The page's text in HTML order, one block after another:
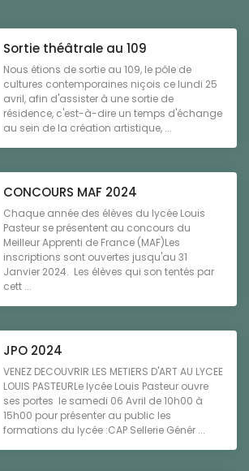
Sortie théâtrale au 109
Nous étions de sortie au 109, le pôle de
cultures contemporaines niçois ce lundi 25
avril, afin d'assister à une sortie de
résidence, c'est-à-dire un temps d'échange
au sein de la création artistique, ...
CONCOURS MAF 2024
Chaque année des élèves du lycée Louis
Pasteur se présentent au concours du
Meilleur Apprenti de France (MAF)Les
inscriptions sont ouvertes jusqu'au 31
Janvier 2024. Les élèves qui son tentés par
cett ...
JPO 2024
VENEZ DECOUVRIR LES METIERS D'ART AU LYCEE
LOUIS PASTEURLe lycée Louis Pasteur ouvre
ses portes le samedi 06 Avril de 10h00 à
15h00 pour présenter au public les
formations du lycée :CAP Sellerie Génér ...